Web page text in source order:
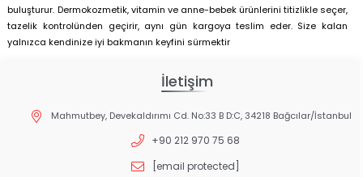
buluşturur. Dermokozmetik, vitamin ve anne-bebek ürünlerini titizlikle seçer,
tazelik kontrolünden geçirir, aynı gün kargoya teslim eder. Size kalan
yalnızca kendinize iyi bakmanın keyfini sürmektir
İletişim
Mahmutbey, Devekaldırımı Cd. No:33 B D:C, 34218 Bağcılar/İstanbul
+90 212 970 75 68
[email protected]